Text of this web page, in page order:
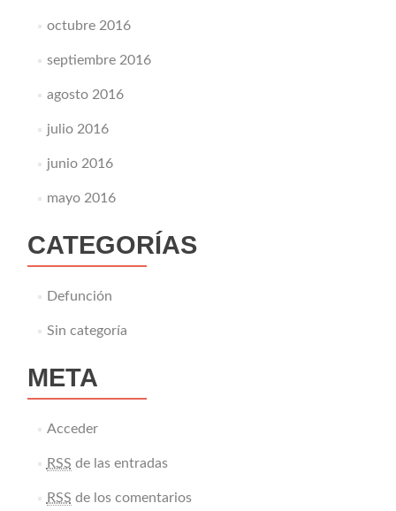
octubre 2016
septiembre 2016
agosto 2016
julio 2016
junio 2016
mayo 2016
CATEGORÍAS
Defunción
Sin categoría
META
Acceder
RSS de las entradas
RSS de los comentarios